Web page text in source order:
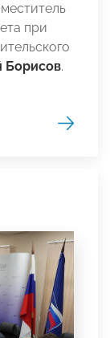
при
Борисов.